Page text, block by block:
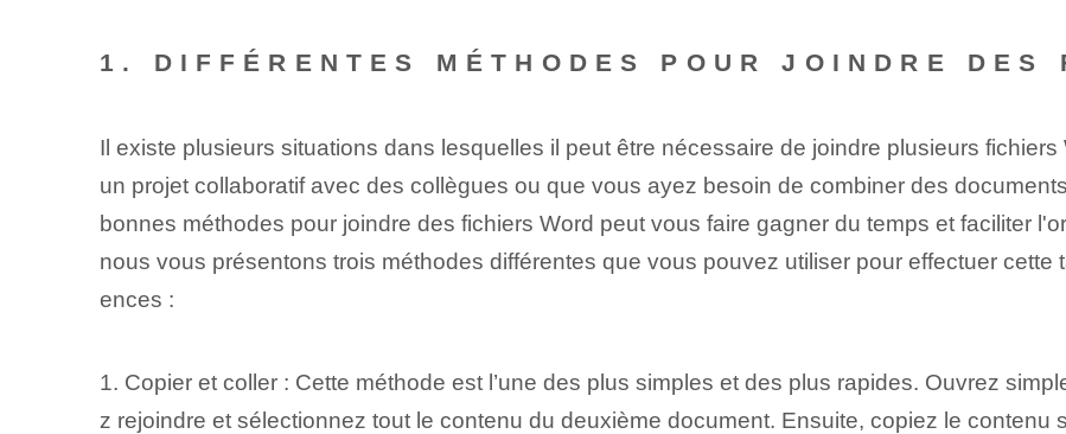
1. DIFFÉRENTES MÉTHODES POUR JOINDRE DES
Il existe plusieurs situations dans lesquelles il peut être nécessaire de joindre ⁢plusieurs
un projet collaboratif avec des collègues ou que vous ayez besoin de combiner des
bonnes méthodes pour joindre des fichiers Word peut vous faire gagner du temps et faciliter
nous vous présentons trois méthodes différentes que vous pouvez utiliser pour effectuer
ences :
1. Copier et coller : Cette méthode est l’une des plus simples et des plus rapides. Ouvrez
z rejoindre et sélectionnez tout le contenu du deuxième document. Ensuite, copiez le contenu